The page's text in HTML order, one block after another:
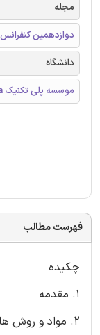
مجله
دوازدهمین
دانشگاه
موسسه پلی تکنیک Leiria Marinha گراند، پرتغال
فهرست مطالب
چکیده
1. مقدمه
2. مواد و روش ها